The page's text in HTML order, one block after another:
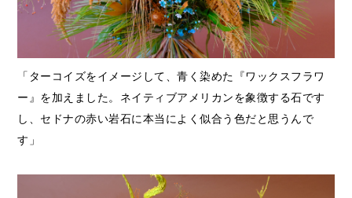
「ターコイズをイメージして、青く染めた『ワックスフラワ
ー』を加えました。ネイティブアメリカンを象徴する石です
し、セドナの赤い岩石に本当によく似合う色だと思うんで
す」